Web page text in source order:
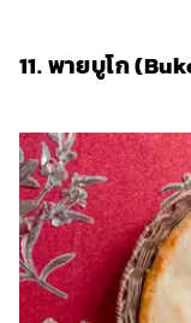
11. พายบูโก